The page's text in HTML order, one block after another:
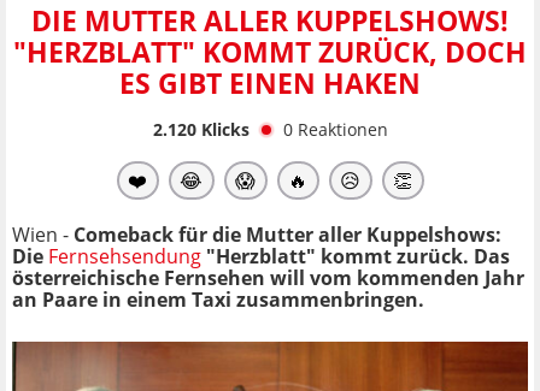
DIE MUTTER ALLER KUPPELSHOWS!
"HERZBLATT" KOMMT ZURÜCK, DOCH
ES GIBT EINEN HAKEN
2.120Klicks 0 Reaktionen
❤️ 😂 😱 🔥 😥 👏
Wien - Comeback für die Mutter aller Kuppelshows:
Die Fernsehsendung "Herzblatt" kommt zurück. Das
österreichische Fernsehen will vom kommenden Jahr
an Paare in einem Taxi zusammenbringen.